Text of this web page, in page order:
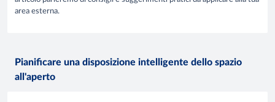
area esterna.
Pianificare una disposizione intelligente dello spazio
all'aperto